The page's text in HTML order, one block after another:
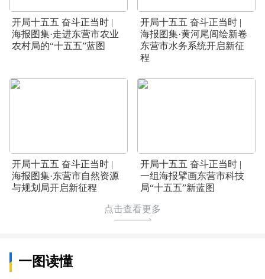
开局十五五 奋斗正当时 |
海报图集·走进东营市农业
农村局的“十五五”蓝图
开局十五五 奋斗正当时 |
海报图集·黄河尾闾绘新卷
东营市水务系统开启新征
程
开局十五五 奋斗正当时 |
海报图集·东营市自然资源
与规划局开启新征程
开局十五五 奋斗正当时 |
一组海报擘画东营市科技
局“十五五”新蓝图
点击查看更多
一图读懂